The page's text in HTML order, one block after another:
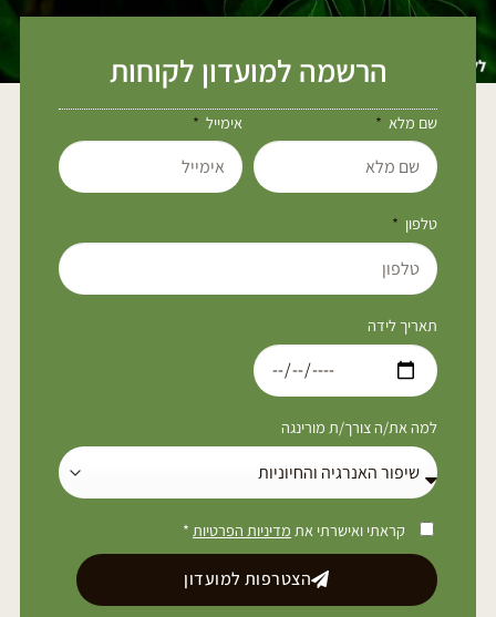
הרשמה למועדון לקוחות
שם מלא אימייל
טלפון
תאריך לידה
למה את/ה צורך/ת מורינגה
קראתי ואישרתי את מדיניות הפרטיות *
הצטרפות למועדון